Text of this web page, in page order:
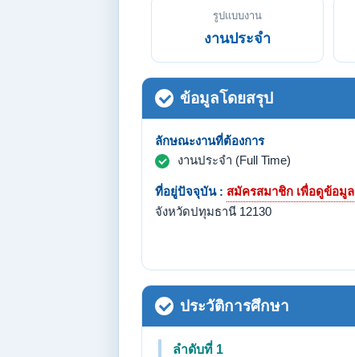
รูปแบบงาน
งานประจำ
ข้อมูลโดยสรุป
ลักษณะงานที่ต้องการ
งานประจำ (Full Time)
ที่อยู่ปัจจุบัน : สมัครสมาชิก เพื่อดูข้อมูล
จังหวัดปทุมธานี 12130
ประวัติการศึกษา
ลำดับที่ 1